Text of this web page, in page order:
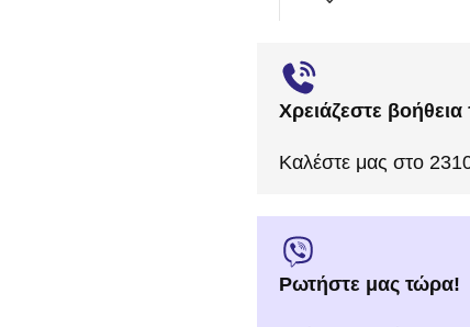
Χρειάζεστε
Καλέστε μας στο
Ρωτήστε μας τώρα!